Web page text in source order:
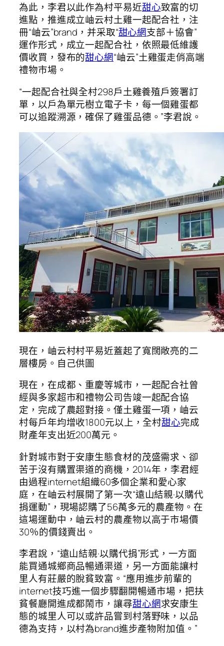
為此，李君以此作為村平易近甜心致富的切
進點，推進成立岫云村土雞一起配合社，注
冊“岫云”brand，并采取“甜心網支部＋協會”
運作形式，成立一起配合社，依照最低維護
價收買，發布的甜心網“岫云”土雞蛋走俏高端
禮物市場。
“一起配合社與全村298戶土雞養殖戶簽署訂
單，以戶為單元樹立電子卡，每一個雞蛋都
可以追蹤溯源，確保了雞蛋品德。”李君說。
現在，岫云村村平易近蓋起了寬闊敞亮的二
層樓房。自己供圖
現在，在成都、重慶等城市，一起配合社曾
經與多家超市和禮物公司告竣一起配合協
定，完成了農超對接。僅土雞蛋一項，岫云
村每戶年均增收1800元以上，全村甜心完成
財產年支出近200萬元。
針對城市對于安康生態食材的茂盛需求、卻
苦于沒有購置渠道的商機，2014年，李君經
由過程internet組織60多個企業和愛心家
庭，在岫云村展開了第一次“遠山結親·以購代
捐運動”，現場認購了56萬多元的農產物。在
這場運動中，岫云村的農產物以高于市場價
30％的價錢賣出。
李君說，“遠山結親·以購代捐”形式，一方面
能買通城鄉商品暢通渠道，另一方面能讓村
里人有莊嚴的脫貧致富。“應用進步前輩的
internet技巧進一個步驟翻開暢通市場，把扶
貧餐廳開進成都鬧市，讓尋甜心網求安康生
態的城里人可以或許品嘗到村落野味，以品
德為支持，以村為brand進步產物附加值。”